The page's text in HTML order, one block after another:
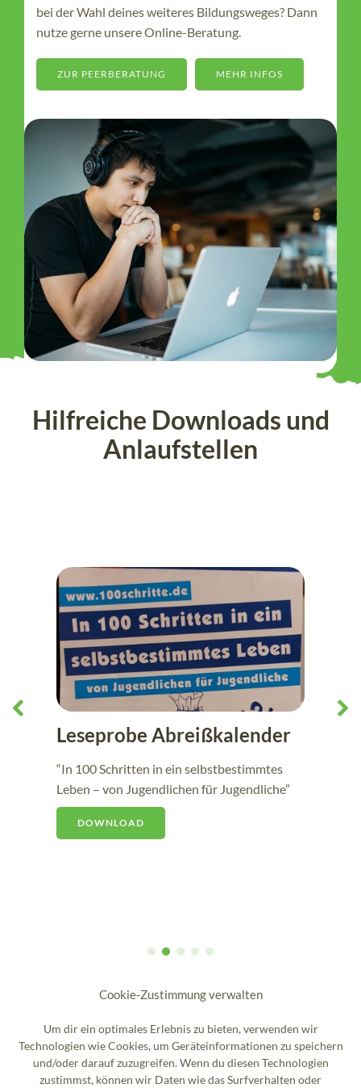
Cookie-Zustimmung verwalten
Um dir ein optimales Erlebnis zu bieten, verwenden wir
Technologien wie Cookies, um Geräteinformationen zu speichern
und/oder darauf zuzugreifen. Wenn du diesen Technologien
zustimmst, können wir Daten wie das Surfverhalten oder
bei der Wahl deines weiteres Bildungsweges? Dann
nutze gerne unsere Online-Beratung.
ZUR PEERBERATUNG MEHR INFOS
Hilfreiche Downloads und
Anlaufstellen
Jugendliche”
Flyer Care Leaver*innen
Rechte
Hier kannst du dich über die Rechte
Leaver*innen informieren.